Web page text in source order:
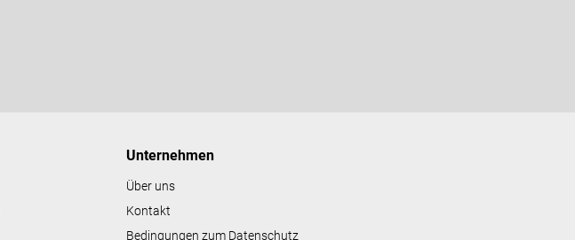
Unternehmen
Über uns
Kontakt
Bedingungen zum Datenschutz